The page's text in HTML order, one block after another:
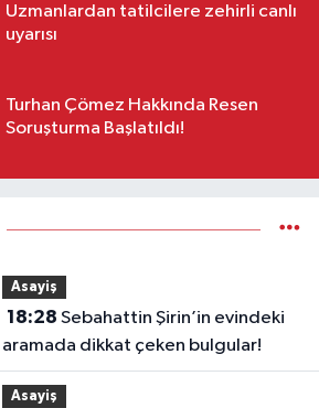
Uzmanlardan tatilcilere zehirli canlı
uyarısı
Turhan Çömez Hakkında Resen
Soruşturma Başlatıldı!
Asayiş
18:28
aramada dikkat çeken bulgular!
Asayiş